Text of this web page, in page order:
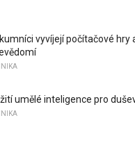
vyvíjejí počítačové hry
umělé inteligence pro